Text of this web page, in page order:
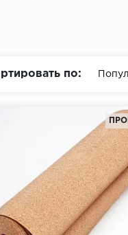
по: